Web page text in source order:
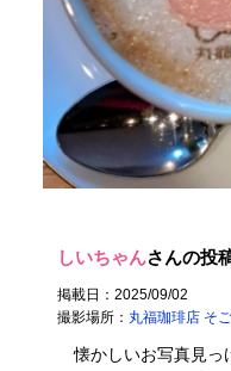
しいちゃんさんの投
掲載日：2025/09/02
撮影場所： 丸福珈琲店 そ
懐かしいお写真見っ